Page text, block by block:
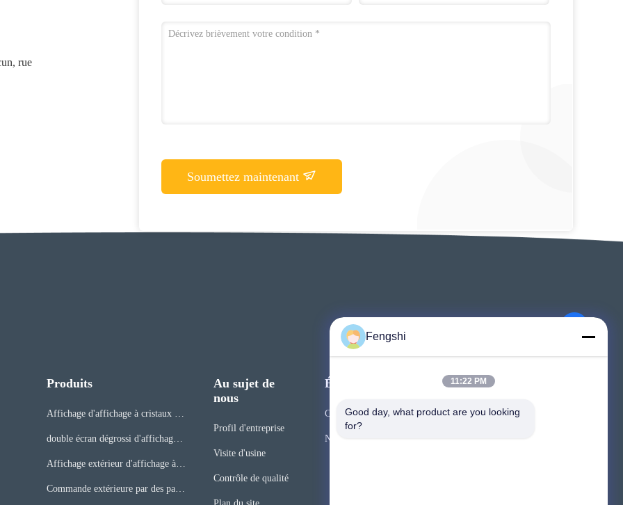
rue
Soumettez maintenant
Produits
Affichage d'affichage à cristaux liq
double écran dégrossi d'affichage à
Affichage extérieur d'affichage à c
Commande extérieure par des pann
Au sujet de
nous
Profil d'entreprise
Visite d'usine
Contrôle de qualité
Événements
Cas
Nouvelles
Fengshi
11:22 PM
Good day, what product are you looking
for?